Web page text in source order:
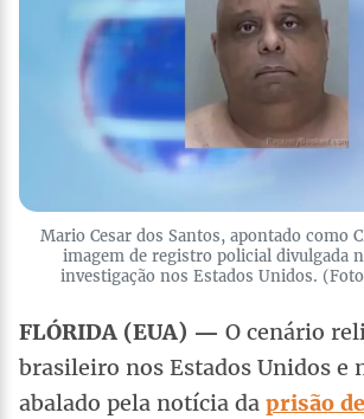
Mario Cesar dos Santos, apontado como
imagem de registro policial divulgada
investigação nos Estados Unidos.
FLÓRIDA (EUA) — O cenário
brasileiro nos Estados Unidos e
abalado pela notícia da prisão